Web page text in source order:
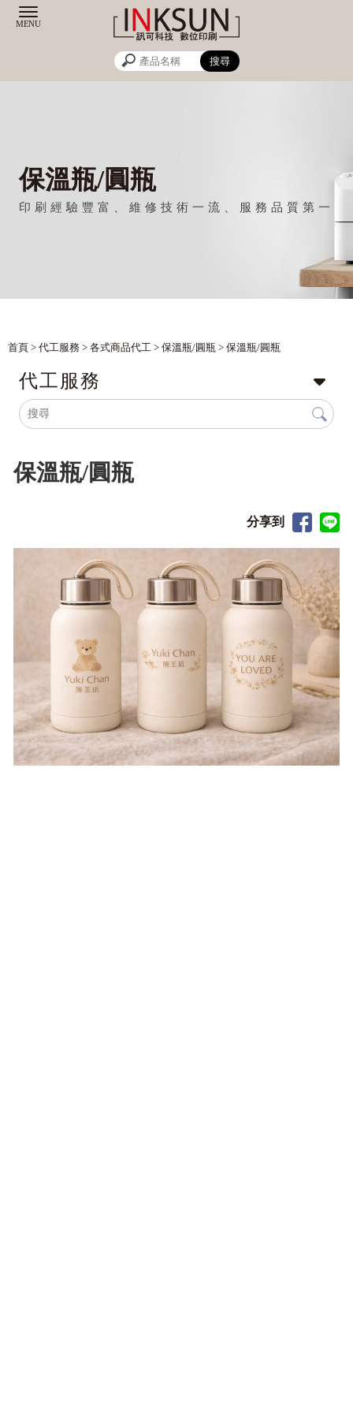
保溫瓶/圓瓶
首頁 > 代工服務 > 各式商品代工 > 保溫瓶/圓瓶 > 保溫瓶/圓瓶
代工服務
保溫瓶/圓瓶
分享到